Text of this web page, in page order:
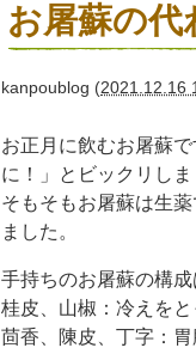
お屠蘇の代
kanpoublog (2021.12.16
お正月に飲むお屠蘇
に！」とビックリし
そもそもお屠蘇は生
ました。
手持ちのお屠蘇の構
桂皮、山椒：冷えを
茴香、陳皮、丁字：